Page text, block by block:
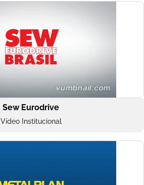
Sew Eurodrive
Vídeo Institucional